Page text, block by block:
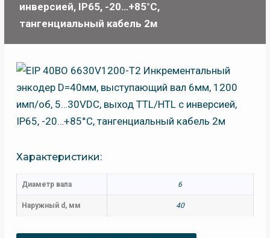
инверсией, IP65, -20…+85°C,
тангенциальный кабель 2м
Характеристики:
Диаметр вала 6
Наружный d, мм 40